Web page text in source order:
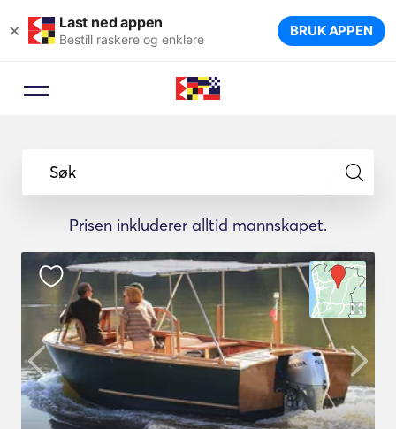
× Last ned appen
Bestill raskere og enklere BRUK APPEN
Søk
Prisen inkluderer alltid mannskapet.